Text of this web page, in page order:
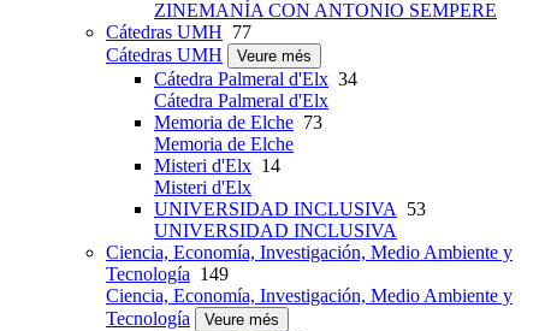
ZINEMANÍA CON ANTONIO SEMPERE
Cátedras UMH 77
Cátedras UMH
Veure més
Cátedra Palmeral d'Elx 34
Cátedra Palmeral d'Elx
Memoria de Elche 73
Memoria de Elche
Misteri d'Elx 14
Misteri d'Elx
UNIVERSIDAD INCLUSIVA
53
UNIVERSIDAD INCLUSIVA
Ciencia, Economía, Investigación, Medio Ambiente y
Tecnología 149
Ciencia, Economía, Investigación, Medio Ambiente y
Tecnología
Veure més